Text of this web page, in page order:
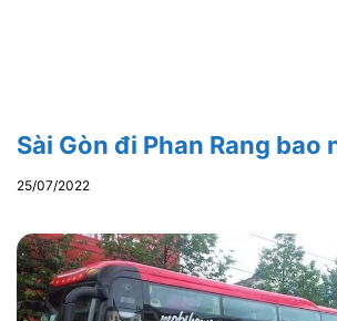
Sài Gòn đi Phan Rang bao
25/07/2022